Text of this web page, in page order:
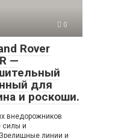
0
Rover
—
для
и роскоши.
внедорожников
силы и
линии и